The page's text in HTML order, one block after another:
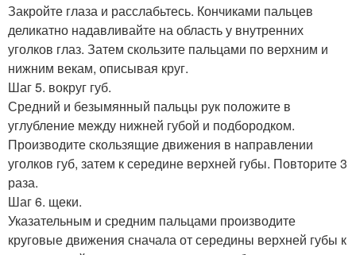
Закройте глаза и расслабьтесь. Кончиками пальцев
деликатно надавливайте на область у внутренних
уголков глаз. Затем скользите пальцами по верхним и
нижним векам, описывая круг.
Шаг 5. вокруг губ.
Средний и безымянный пальцы рук положите в
углубление между нижней губой и подбородком.
Производите скользящие движения в направлении
уголков губ, затем к середине верхней губы. Повторите 3
раза.
Шаг 6. щеки.
Указательным и средним пальцами производите
круговые движения сначала от середины верхней губы к